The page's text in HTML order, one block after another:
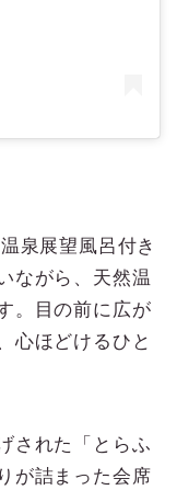
泉展望風呂付き
ながら、天然温
。目の前に広が
心ほどけるひと
された「とらふ
が詰まった会席